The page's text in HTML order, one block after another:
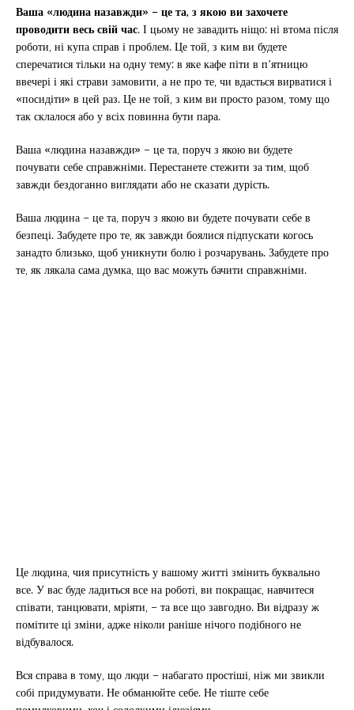
Ваша «людина назавжди» – це та, з якою ви захочете
проводити весь свій час. І цьому не завадить ніщо: ні втома після
роботи, ні купа справ і проблем. Це той, з ким ви будете
сперечатися тільки на одну тему: в яке кафе піти в п’ятницю
ввечері і які страви замовити, а не про те, чи вдасться вирватися і
«посидіти» в цей раз. Це не той, з ким ви просто разом, тому що
так склалося або у всіх повинна бути пара.
Ваша «людина назавжди» – це та, поруч з якою ви будете
почувати себе справжніми. Перестанете стежити за тим, щоб
завжди бездоганно виглядати або не сказати дурість.
Ваша людина – це та, поруч з якою ви будете почувати себе в
безпеці. Забудете про те, як завжди боялися підпускати когось
занадто близько, щоб уникнути болю і розчарувань. Забудете про
те, як лякала сама думка, що вас можуть бачити справжніми.
Це людина, чия присутність у вашому житті змінить буквально
все. У вас буде ладиться все на роботі, ви покращає, навчитеся
співати, танцювати, мріяти, – та все що завгодно. Ви відразу ж
помітите ці зміни, адже ніколи раніше нічого подібного не
відбувалося.
Вся справа в тому, що люди – набагато простіші, ніж ми звикли
собі придумувати. Не обманюйте себе. Не тіште себе